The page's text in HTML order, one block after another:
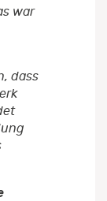
war
dass